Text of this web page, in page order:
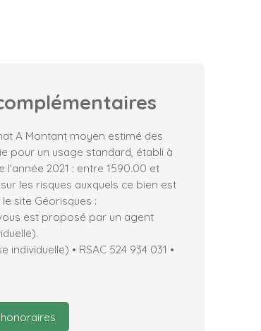
A Montant moyen estimé des
pour un usage standard, établi à
2021 : entre 1590.00 et
les risques auxquels ce bien est
site Géorisques :
est proposé par un agent
• RSAC 524 934 031 •